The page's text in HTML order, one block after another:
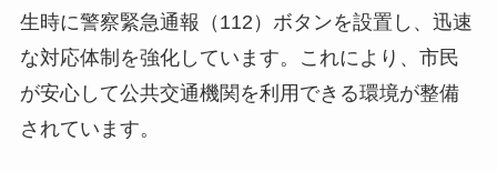
生時に警察緊急通報（112）ボタンを設置し、迅速
な対応体制を強化しています。これにより、市民
が安心して公共交通機関を利用できる環境が整備
されています。